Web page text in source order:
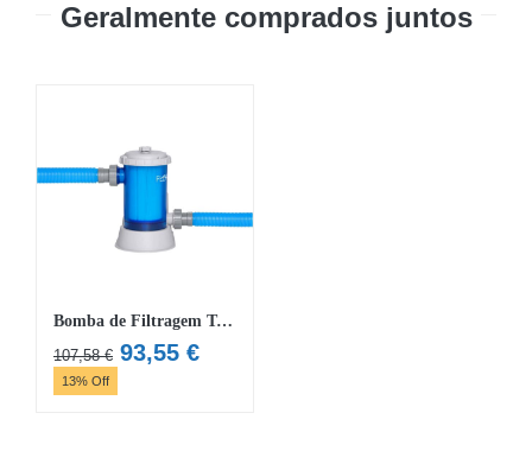
Geralmente comprados juntos
Bomba de Filtragem Transparente Flowclear™ 5,678 L
107,58€ O
93,55 €O
13% Off